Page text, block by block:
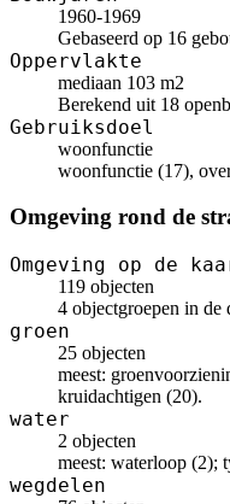
1960-1969
Gebaseerd op 16
Oppervlakte
mediaan 103 m2
Berekend uit 18
Gebruiksdoel
woonfunctie
woonfunctie (17),
Omgeving rond de
Omgeving op de
119 objecten
4 objectgroepen in de
groen
25 objecten
meest:
kruidachtigen (20).
water
2 objecten
meest: waterloop (2);
wegdelen